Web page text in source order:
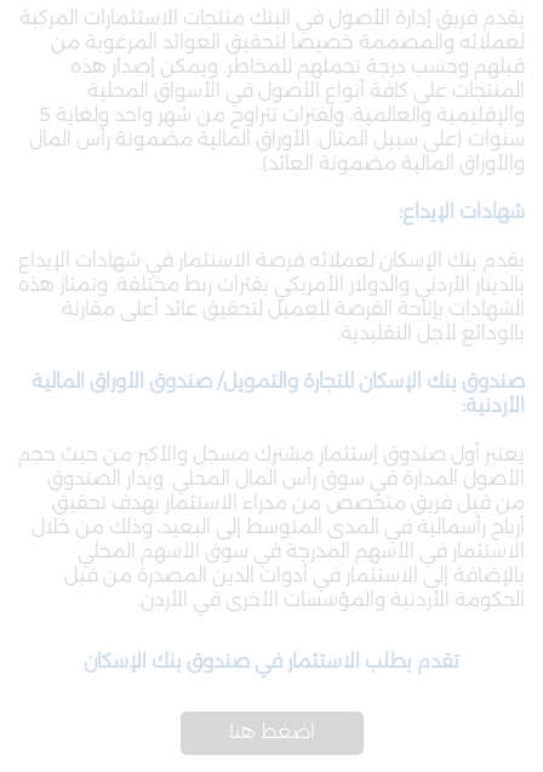
يقدم فريق إدارة الأصول في البنك منتجات الاستثمارات المركبة
لعملائه والمصممة خصيصا لتحقيق العوائد المرغوبة من
قبلهم وحسب درجة تحملهم للمخاطر. ويمكن إصدار هذه
المنتجات على كافة أنواع الأصول في الأسواق المحلية
والإقليمية والعالمية، ولفترات تتراوح من شهر واحد ولغاية 5
سنوات (على سبيل المثال: الأوراق المالية مضمونة رأس المال
والأوراق المالية مضمونة العائد).
شهادات الإيداع:
يقدم بنك الإسكان لعملائه فرصة الاستثمار في شهادات الإيداع
بالدينار الأردني والدولار الأمريكي بفترات ربط مختلفة. وتمتاز هذه
الشهادات بإتاحة الفرصة للعميل لتحقيق عائد أعلى مقارنة
بالودائع لأجل التقليدية.
صندوق بنك الإسكان للتجارة والتمويل/ صندوق الأوراق المالية
الأردنية:
يعتبر أول صندوق إستثمار مشترك مسجل والأكبر من حيث حجم
الأصول المدارة في سوق رأس المال المحلي. ويدار الصندوق
من قبل فريق متخصص من مدراء الاستثمار بهدف تحقيق
أرباح رأسمالية في المدى المتوسط إلى البعيد، وذلك من خلال
الاستثمار في الأسهم المدرجة في سوق الأسهم المحلي
بالإضافة إلى الاستثمار في أدوات الدين المصدرة من قبل
الحكومة الأردنية والمؤسسات الأخرى في الأردن.
تقدم بطلب الاستثمار في صندوق بنك الإسكان
اضغط هنا